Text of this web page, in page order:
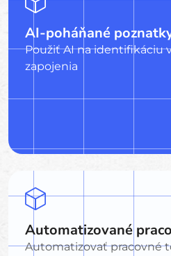
AI-poháňané
Použiť AI na identifikáciu
zapojenia
Automatizované
Automatizovať pracovné